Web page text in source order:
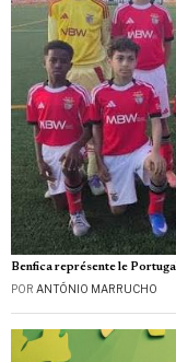
Benfica représente le
POR ANTÓNIO MARRUCHO